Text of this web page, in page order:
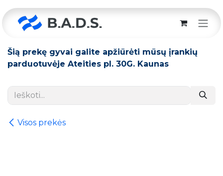
Šią prekę gyvai galite apžiūrėti mūsų įrankių
parduotuvėje Ateities pl. 30G. Kaunas
Visos prekės